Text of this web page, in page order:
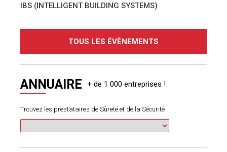
IBS (INTELLIGENT BUILDING SYSTEMS)
TOUS LES ÉVÈNEMENTS
ANNUAIRE
Trouvez les prestataires de Sûreté et de la Sécurité